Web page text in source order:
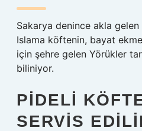
Sakarya denince akla
Islama köftenin, bayat
için şehre gelen Yörükler
biliniyor.
PIDELI
SERVIS